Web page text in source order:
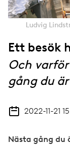
t
Ludvig
Ett besök
Och
gång du
2022-11-21
Nästa gång du